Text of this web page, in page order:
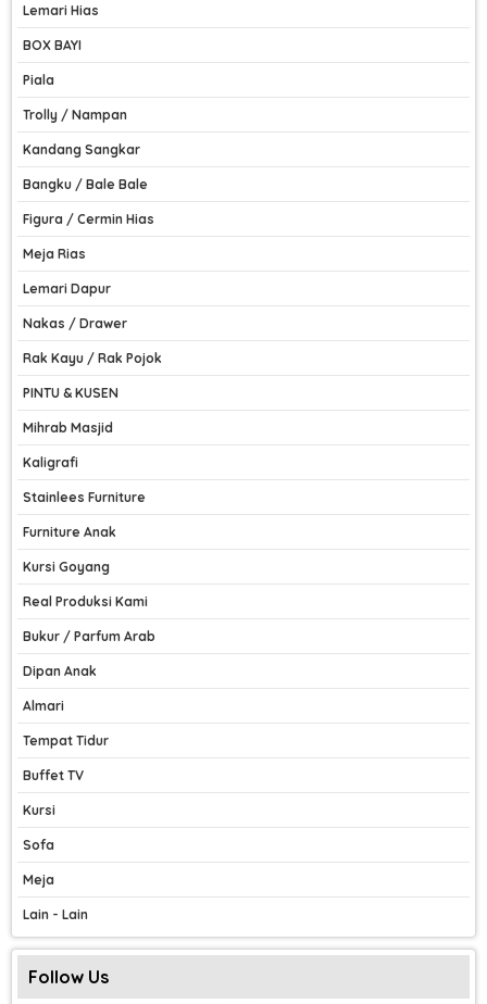
Lemari Hias
BOX BAYI
Piala
Trolly / Nampan
Kandang Sangkar
Bangku / Bale Bale
Figura / Cermin Hias
Meja Rias
Lemari Dapur
Nakas / Drawer
Rak Kayu / Rak Pojok
PINTU & KUSEN
Mihrab Masjid
Kaligrafi
Stainlees Furniture
Furniture Anak
Kursi Goyang
Real Produksi Kami
Bukur / Parfum Arab
Dipan Anak
Almari
Tempat Tidur
Buffet TV
Kursi
Sofa
Meja
Lain - Lain
Follow Us